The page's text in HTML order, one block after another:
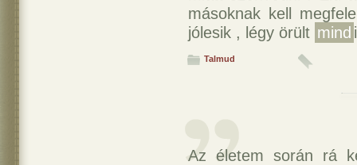
másoknak kell
jólesik , légy örült mind
Talmud
Az életem során rá